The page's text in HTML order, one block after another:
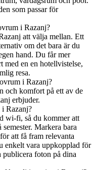
som passar för
i Razanj?
att välja mellan. Ett
om det bara är du
hand. Du får mer
en en hotellvistelse,
resa.
i Razanj?
och komfort på ett av de
erbjuder.
i Razanj?
wi-fi, så du kommer att
Markera bara
att få fram relevanta
enkelt vara uppkopplad för
publicera foton på dina